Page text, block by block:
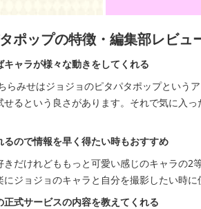
ポップの特徴・編集部レビュ
ャラが様々な動きをしてくれる
らみせはジョジョのピタパタポップという
るという良さがあります。それで気に入
ので情報を早く得たい時もおすすめ
だけれどももっと可愛い感じのキャラの2
ジョジョのキャラと自分を撮影したい時に
式サービスの内容を教えてくれる